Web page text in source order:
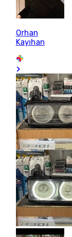
Orhan
Kayıhan